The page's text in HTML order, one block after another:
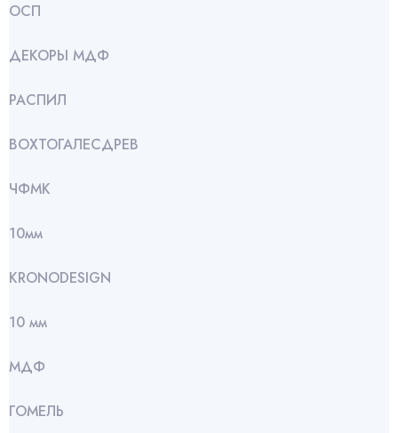
ОСП
ДЕКОРЫ МДФ
РАСПИЛ
ВОХТОГАЛЕСДРЕВ
ЧФМК
10мм
KRONODESIGN
10 мм
МДФ
ГОМЕЛЬ